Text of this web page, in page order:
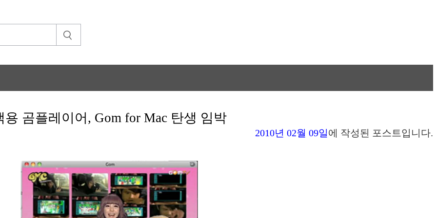
용 곰플레이어, Gom for Mac 탄생 임박
2010년 02월 09일에 작성된 포스트입니다.